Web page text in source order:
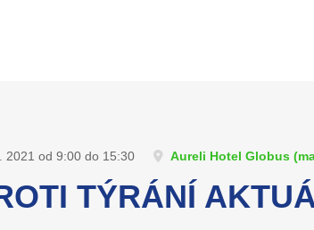
2021 od 9:00 do 15:30 Aureli Hotel Globus (
TÝRÁNÍ